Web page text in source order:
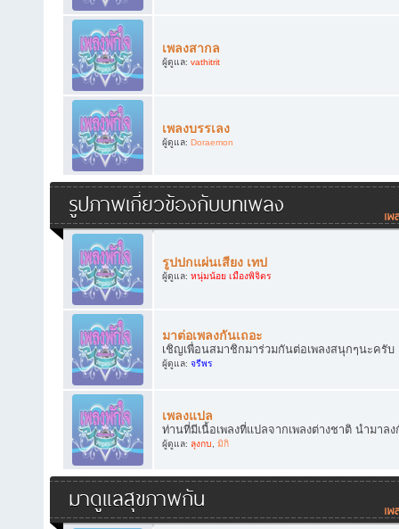
เพลงสากล
ผู้ดูแล: vathitrit
เพลงบรรเลง
ผู้ดูแล: Doraemon
รูปภาพเกี่ยวข้องกับบทเพลง
รูปปกแผ่นเสียง เทป
ผู้ดูแล: หนุ่มน้อย เมืองพิจิตร
มาต่อเพลงกันเถอะ
เชิญเพื่อนสมาชิกมาร่วมกันต่อเพลงสนุกๆนะครับ
ผู้ดูแล: จรีพร
เพลงแปล
ท่านที่มีเนื้อเพลงที่แปลจากเพลงต่างชาติ นำมาล
ผู้ดูแล: ลุงกบ, มิกิ
มาดูแลสุขภาพกัน